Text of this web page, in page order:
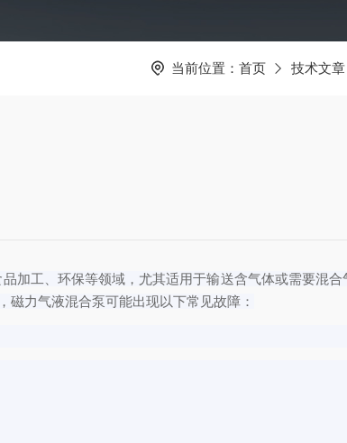
当前位置： 首页 技术文章
加工、环保等领域，尤其适用于输送含气体或需要混
力气液混合泵可能出现以下常见故障：